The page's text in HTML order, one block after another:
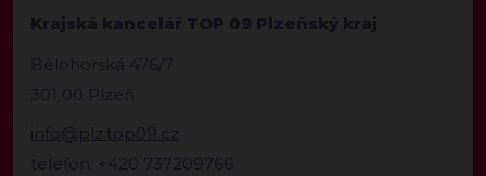
Krajská kancelář TOP 09 Plzeňský kraj
Bělohorská 476/7
301 00 Plzeň
info@plz.top09.cz
telefon: +420 737209766